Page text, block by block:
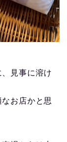
見事に溶け
お店かと思